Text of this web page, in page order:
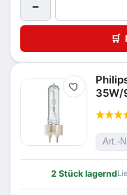
−
🛒
Merken35W/
Art.-
2 Stück lagernd